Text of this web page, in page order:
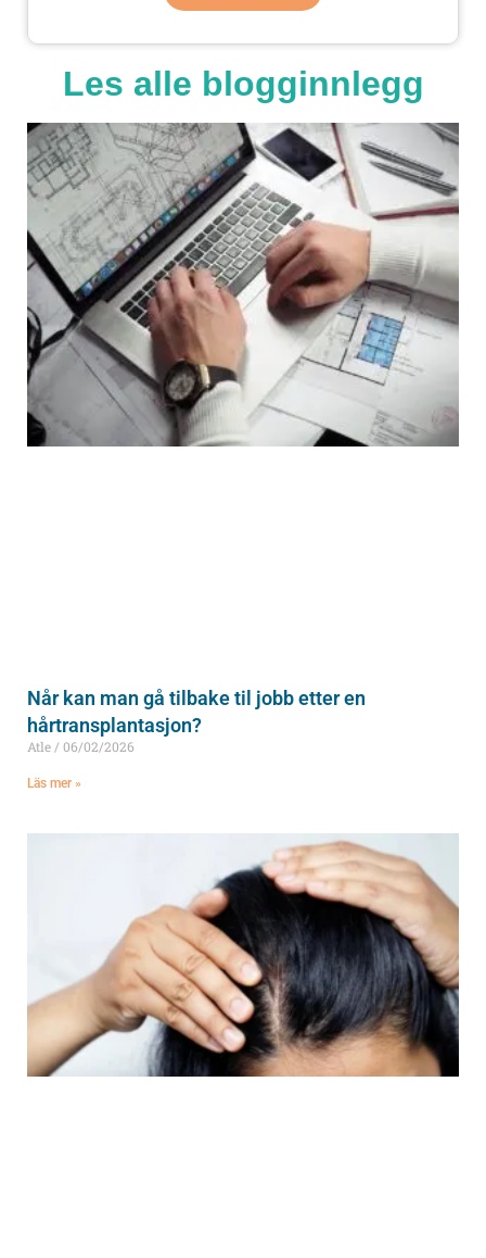
Les alle blogginnlegg
Når kan man gå tilbake til jobb etter en
hårtransplantasjon?
Atle 06/02/2026
Läs mer »